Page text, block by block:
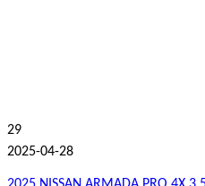
29
2025-04-28